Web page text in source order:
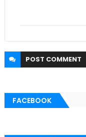
POST COMMENT
FACEBOOK